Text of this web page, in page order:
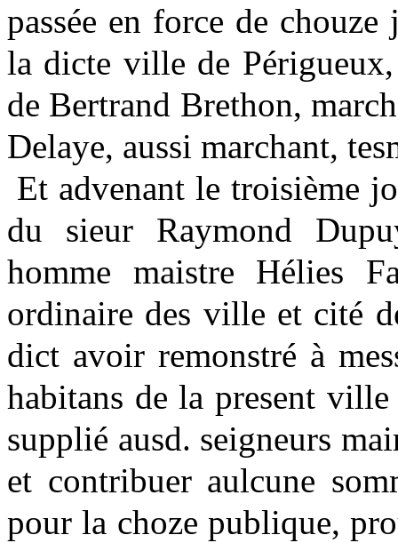
passée en force de
la dicte ville de
de Bertrand Brethon,
Delaye, aussi marchant,
Et advenant le troisième
du sieur Raymond
homme maistre Hélies
ordinaire des ville et cité
dict avoir remonstré à
habitans de la present
supplié ausd. seigneurs
et contribuer aulcune
pour la choze publique,